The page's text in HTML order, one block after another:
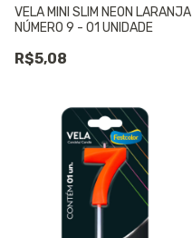
VELA MINI SLIM NEON LARANJA
NÚMERO 9 - 01 UNIDADE
R$5,08